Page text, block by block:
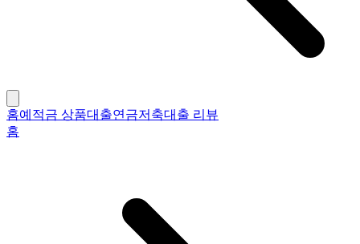
홈예적금 상품대출연금저축대출 리뷰
홈